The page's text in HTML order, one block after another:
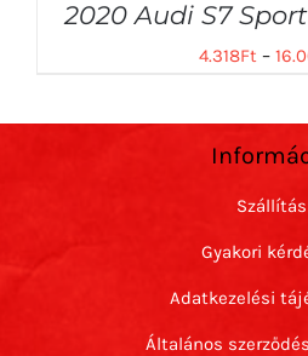
2020 Audi S7
4.318Ft–
Szállítás
Gyakori
Adatkezelési
Általános